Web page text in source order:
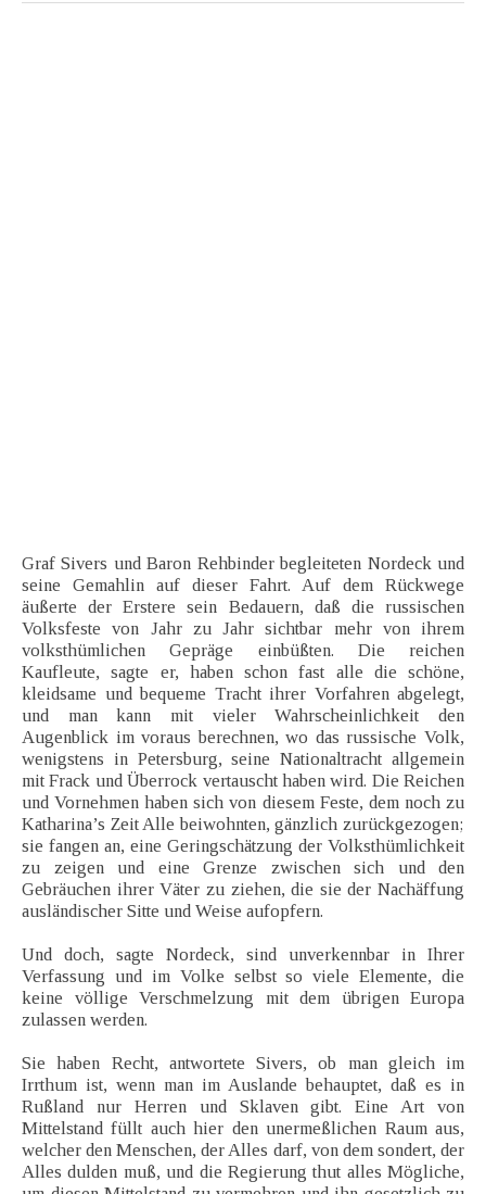
Graf Sivers und Baron Rehbinder begleiteten Nordeck und
seine Gemahlin auf dieser Fahrt. Auf dem Rückwege
äußerte der Erstere sein Bedauern, daß die russischen
Volksfeste von Jahr zu Jahr sichtbar mehr von ihrem
volksthümlichen Gepräge einbüßten. Die reichen
Kaufleute, sagte er, haben schon fast alle die schöne,
kleidsame und bequeme Tracht ihrer Vorfahren abgelegt,
und man kann mit vieler Wahrscheinlichkeit den
Augenblick im voraus berechnen, wo das russische Volk,
wenigstens in Petersburg, seine Nationaltracht allgemein
mit Frack und Überrock vertauscht haben wird. Die Reichen
und Vornehmen haben sich von diesem Feste, dem noch zu
Katharina’s Zeit Alle beiwohnten, gänzlich zurückgezogen;
sie fangen an, eine Geringschätzung der Volksthümlichkeit
zu zeigen und eine Grenze zwischen sich und den
Gebräuchen ihrer Väter zu ziehen, die sie der Nachäffung
ausländischer Sitte und Weise aufopfern.
Und doch, sagte Nordeck, sind unverkennbar in Ihrer
Verfassung und im Volke selbst so viele Elemente, die
keine völlige Verschmelzung mit dem übrigen Europa
zulassen werden.
Sie haben Recht, antwortete Sivers, ob man gleich im
Irrthum ist, wenn man im Auslande behauptet, daß es in
Rußland nur Herren und Sklaven gibt. Eine Art von
Mittelstand füllt auch hier den unermeßlichen Raum aus,
welcher den Menschen, der Alles darf, von dem sondert, der
Alles dulden muß, und die Regierung thut alles Mögliche,